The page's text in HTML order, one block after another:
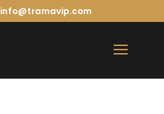
info@tramavip.com